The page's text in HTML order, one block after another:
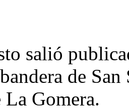
salió
de
La Gomera.